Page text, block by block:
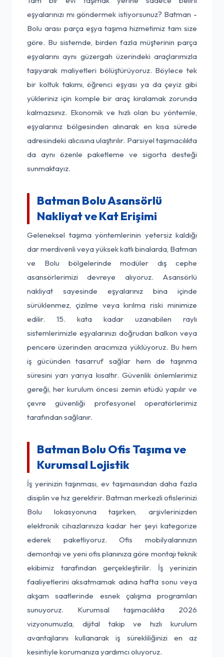
eşyalarınızı mı göndermek istiyorsunuz? Batman -
Bolu arası parça eşya taşıma hizmetimiz tam size
göre. Bu sistemde, birden fazla müşterinin parça
eşyalarını aynı güzergah üzerindeki araçlarımızla
taşıyarak maliyetleri bölüştürüyoruz. Böylece tek
bir koltuk takımı, öğrenci eşyası ya da çeyiz gibi
yükleriniz için komple bir araç kiralamak zorunda
kalmazsınız. Ekonomik ve hızlı olan bu yöntemle,
eşyalarınız bölgesinden alınarak en kısa sürede
adresindeki alıcısına ulaştırılır. Parsiyel taşımacılıkta
da aynı özenle paketleme ve sigorta desteği
sunmaktayız.
Batman Bolu Asansörlü
Nakliyat ve Kat Erişimi
Geleneksel taşıma yöntemlerinin yetersiz kaldığı
dar merdivenli veya yüksek katlı binalarda, Batman
ve Bolu bölgelerinde modüler dış cephe
asansörlerimizi devreye alıyoruz. Asansörlü
nakliyat sayesinde eşyalarınız bina içinde
sürüklenmez, çizilme veya kırılma riski minimize
edilir. 15. kata kadar uzanabilen raylı
sistemlerimizle eşyalarınızı doğrudan balkon veya
pencere üzerinden aracımıza yüklüyoruz. Bu hem
iş gücünden tasarruf sağlar hem de taşınma
süresini yarı yarıya kısaltır. Güvenlik önlemlerimiz
gereği, her kurulum öncesi zemin etüdü yapılır ve
çevre güvenliği profesyonel operatörlerimiz
tarafından sağlanır.
Batman Bolu Ofis Taşıma ve
Kurumsal Lojistik
İş yerinizin taşınması, ev taşımasından daha fazla
disiplin ve hız gerektirir. Batman merkezli ofislerinizi
Bolu lokasyonuna taşırken, arşivlerinizden
elektronik cihazlarınıza kadar her şeyi kategorize
ederek paketliyoruz. Ofis mobilyalarınızın
demontajı ve yeni ofis planınıza göre montajı teknik
ekibimiz tarafından gerçekleştirilir. İş yerinizin
faaliyetlerini aksatmamak adına hafta sonu veya
akşam saatlerinde esnek çalışma programları
sunuyoruz. Kurumsal taşımacılıkta 2026
vizyonumuzla, dijital takip ve hızlı kurulum
avantajlarını kullanarak iş sürekliliğinizi en az
kesintiyle korumanıza yardımcı oluyoruz.